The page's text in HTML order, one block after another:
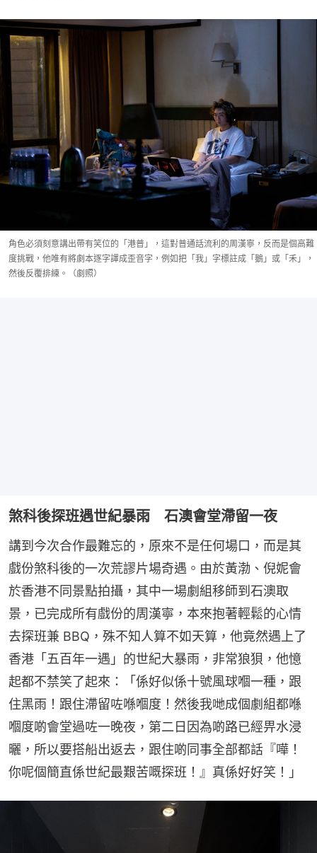
角色必須刻意講出帶有笑位的「港普」，這對普通話流利的周漢寧，反而是個高難
度挑戰，他唯有將劇本逐字譯成歪音字，例如把「我」字標註成「鵝」或「禾」，
然後反覆排練。（劇照）
煞科後探班遇世紀暴雨 石澳會堂滯留一夜
講到今次合作最難忘的，原來不是任何場口，而是其
戲份煞科後的一次荒謬片場奇遇。由於黃渤、倪妮會
於香港不同景點拍攝，其中一場劇組移師到石澳取
景，已完成所有戲份的周漢寧，本來抱著輕鬆的心情
去探班兼 BBQ，殊不知人算不如天算，他竟然遇上了
香港「五百年一遇」的世紀大暴雨，非常狼狽，他憶
起都不禁笑了起來：「係好似係十號風球嗰一種，跟
住黑雨！跟住滯留咗喺嗰度！然後我哋成個劇組都喺
嗰度啲會堂過咗一晚夜，第二日因為啲路已經畀水浸
曬，所以要搭船出返去，跟住啲同事全部都話『嘩！
你呢個簡直係世紀最艱苦嘅探班！』真係好好笑！」